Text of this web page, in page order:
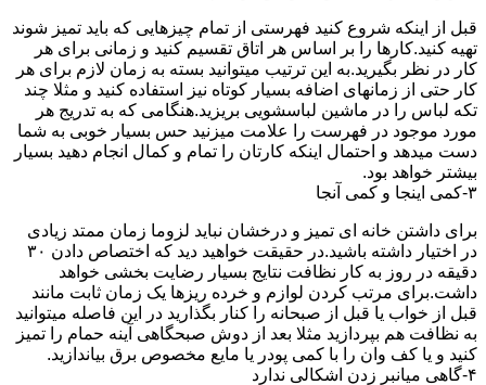
قبل از اینکه شروع کنید فهرستی از تمام چیزهایی که باید تمیز شوند
تهیه کنید.کارها را بر اساس هر اتاق تقسیم کنید و زمانی برای هر
کار در نظر بگیرید.به این ترتیب میتوانید بسته به زمان لازم برای هر
کار حتی از زمانهای اضافه بسیار کوتاه نیز استفاده کنید و مثلا چند
تکه لباس را در ماشین لباسشویی بریزید.هنگامی که به تدریج هر
مورد موجود در فهرست را علامت میزنید حس بسیار خوبی به شما
دست میدهد و احتمال اینکه کارتان را تمام و کمال انجام دهید بسیار
بیشتر خواهد بود.
۳-کمی اینجا و کمی آنجا
برای داشتن خانه ای تمیز و درخشان نباید لزوما زمان ممتد زیادی
در اختیار داشته باشید.در حقیقت خواهید دید که اختصاص دادن ۳۰
دقیقه در روز به کار نظافت نتایج بسیار رضایت بخشی خواهد
داشت.برای مرتب کردن لوازم و خرده ریزها یک زمان ثابت مانند
قبل از خواب یا قبل از صبحانه را کنار بگذارید در این فاصله میتوانید
به نظافت هم بپردازید مثلا بعد از دوش صبحگاهی آینه حمام را تمیز
کنید و یا کف وان را با کمی پودر یا مایع مخصوص برق بیاندازید.
۴-گاهی میانبر زدن اشکالی ندارد